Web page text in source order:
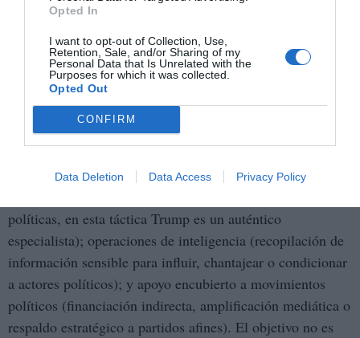
Opted In
I want to opt-out of Collection, Use,
Retention, Sale, and/or Sharing of my
Personal Data that Is Unrelated with the
Purposes for which it was collected.
Opted Out
CONFIRM
Data Deletion Data Access Privacy Policy
combinan herramientas militares, económicas,
informativas y cibernéticas para erosionar a un adversario
sin necesidad de un conflicto armado convencional. Se
basa en la desinformación (campañas coordinadas para
manipular a la opinión pública, polarizar sociedades y
erosionar la confianza en las instituciones); ciberataques
sabotaje digital); presión económica (uso de aranceles,
políticas, en esta táctica Trump es un auténtico
especialista); operaciones de inteligencia (recopilación de
información sensible para influir, chantajear o condicionar
a actores políticos); y apoyo encubierto a movimientos
políticos (financiación indirecta, amplificación mediática o
respaldo estratégico a partidos afines). El objetivo no es